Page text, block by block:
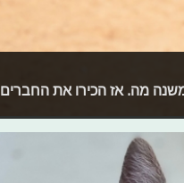
משנה מה. אז הכירו את החברים